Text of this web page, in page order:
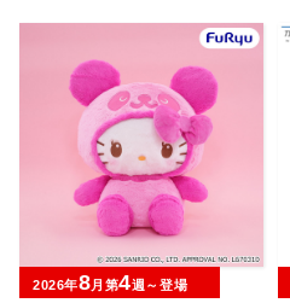
2026年8月第4週～登場